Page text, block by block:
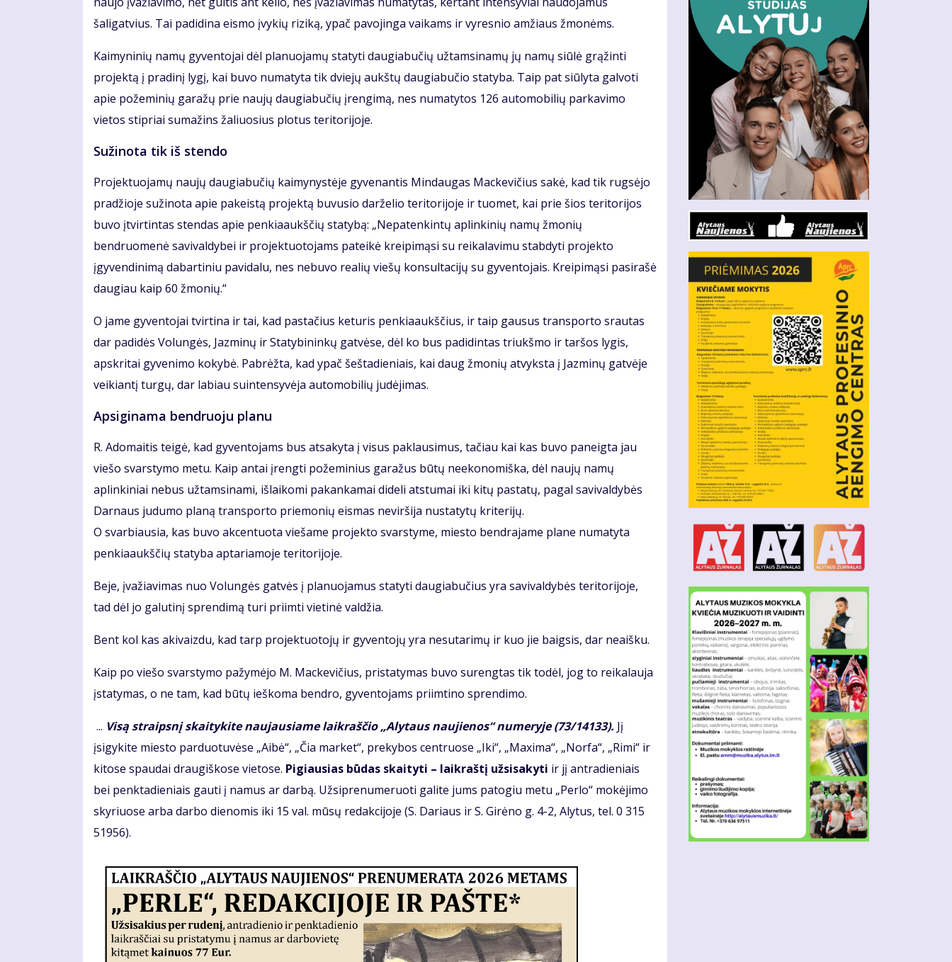
šaligatvius. Tai padidina eismo įvykių riziką, ypač pavojinga vaikams ir vyresnio amžiaus žmonėms.
Kaimyninių namų gyventojai dėl planuojamų statyti daugiabučių užtamsinamų jų namų siūlė grąžinti
projektą į pradinį lygį, kai buvo numatyta tik dviejų aukštų daugiabučio statyba. Taip pat siūlyta galvoti
apie požeminių garažų prie naujų daugiabučių įrengimą, nes numatytos 126 automobilių parkavimo
vietos stipriai sumažins žaliuosius plotus teritorijoje.
Sužinota tik iš stendo
Projektuojamų naujų daugiabučių kaimynystėje gyvenantis Mindaugas Mackevičius sakė, kad tik rugsėjo
pradžioje sužinota apie pakeistą projektą buvusio darželio teritorijoje ir tuomet, kai prie šios teritorijos
buvo įtvirtintas stendas apie penkiaaukščių statybą: „Nepatenkintų aplinkinių namų žmonių
bendruomenė savivaldybei ir projektuotojams pateikė kreipimąsi su reikalavimu stabdyti projekto
įgyvendinimą dabartiniu pavidalu, nes nebuvo realių viešų konsultacijų su gyventojais. Kreipimąsi pasirašė
daugiau kaip 60 žmonių.“
O jame gyventojai tvirtina ir tai, kad pastačius keturis penkiaaukščius, ir taip gausus transporto srautas
dar padidės Volungės, Jazminų ir Statybininkų gatvėse, dėl ko bus padidintas triukšmo ir taršos lygis,
apskritai gyvenimo kokybė. Pabrėžta, kad ypač šeštadieniais, kai daug žmonių atvyksta į Jazminų gatvėje
veikiantį turgų, dar labiau suintensyvėja automobilių judėjimas.
Apsiginama bendruoju planu
R. Adomaitis teigė, kad gyventojams bus atsakyta į visus paklausimus, tačiau kai kas buvo paneigta jau
viešo svarstymo metu. Kaip antai įrengti požeminius garažus būtų neekonomiška, dėl naujų namų
aplinkiniai nebus užtamsinami, išlaikomi pakankamai dideli atstumai iki kitų pastatų, pagal savivaldybės
Darnaus judumo planą transporto priemonių eismas neviršija nustatytų kriterijų.
O svarbiausia, kas buvo akcentuota viešame projekto svarstyme, miesto bendrajame plane numatyta
penkiaaukščių statyba aptariamoje teritorijoje.
Beje, įvažiavimas nuo Volungės gatvės į planuojamus statyti daugiabučius yra savivaldybės teritorijoje,
tad dėl jo galutinį sprendimą turi priimti vietinė valdžia.
Bent kol kas akivaizdu, kad tarp projektuotojų ir gyventojų yra nesutarimų ir kuo jie baigsis, dar neaišku.
Kaip po viešo svarstymo pažymėjo M. Mackevičius, pristatymas buvo surengtas tik todėl, jog to reikalauja
įstatymas, o ne tam, kad būtų ieškoma bendro, gyventojams priimtino sprendimo.
... Visą straipsnį skaitykite naujausiame laikraščio „Alytaus naujienos“ numeryje (73/14133). Jį
įsigykite miesto parduotuvėse „Aibė“, „Čia market“, prekybos centruose „Iki“, „Maxima“, „Norfa“, „Rimi“ ir
kitose spaudai draugiškose vietose. Pigiausias būdas skaityti – laikraštį užsisakyti ir jį antradieniais
bei penktadieniais gauti į namus ar darbą. Užsiprenumeruoti galite jums patogiu metu „Perlo“ mokėjimo
skyriuose arba darbo dienomis iki 15 val. mūsų redakcijoje (S. Dariaus ir S. Girėno g. 4-2, Alytus, tel. 0 315
51956).